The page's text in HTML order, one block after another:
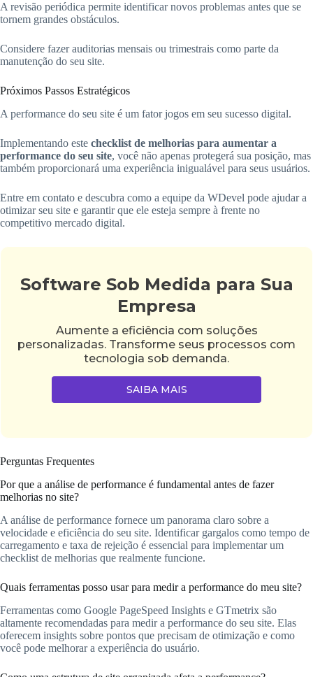
A revisão periódica permite identificar novos problemas antes que se
tornem grandes obstáculos.
Considere fazer auditorias mensais ou trimestrais como parte da
manutenção do seu site.
Próximos Passos Estratégicos
A performance do seu site é um fator jogos em seu sucesso digital.
Implementando este checklist de melhorias para aumentar a
performance do seu site, você não apenas protegerá sua posição, mas
também proporcionará uma experiência inigualável para seus usuários.
Entre em contato e descubra como a equipe da WDevel pode ajudar a
otimizar seu site e garantir que ele esteja sempre à frente no
competitivo mercado digital.
Software Sob Medida para Sua
Empresa
Aumente a eficiência com soluções
personalizadas. Transforme seus processos com
tecnologia sob demanda.
SAIBA MAIS
Perguntas Frequentes
Por que a análise de performance é fundamental antes de fazer
melhorias no site?
A análise de performance fornece um panorama claro sobre a
velocidade e eficiência do seu site. Identificar gargalos como tempo de
carregamento e taxa de rejeição é essencial para implementar um
checklist de melhorias que realmente funcione.
Quais ferramentas posso usar para medir a performance do meu site?
Ferramentas como Google PageSpeed Insights e GTmetrix são
altamente recomendadas para medir a performance do seu site. Elas
oferecem insights sobre pontos que precisam de otimização e como
você pode melhorar a experiência do usuário.